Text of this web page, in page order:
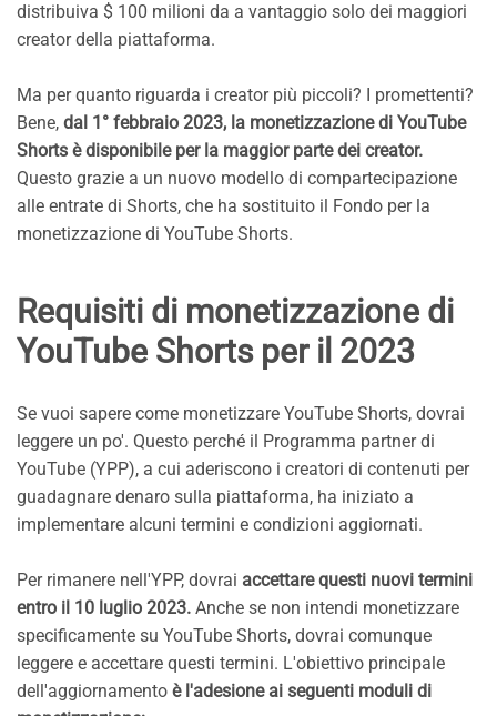
distribuiva $ 100 milioni da a vantaggio solo dei maggiori
creator della piattaforma.
Ma per quanto riguarda i creator più piccoli? I promettenti?
Bene, dal 1° febbraio 2023, la monetizzazione di YouTube
Shorts è disponibile per la maggior parte dei creator.
Questo grazie a un nuovo modello di compartecipazione
alle entrate di Shorts, che ha sostituito il Fondo per la
monetizzazione di YouTube Shorts.
Requisiti di monetizzazione di
YouTube Shorts per il 2023
Se vuoi sapere come monetizzare YouTube Shorts, dovrai
leggere un po'. Questo perché il Programma partner di
YouTube (YPP), a cui aderiscono i creatori di contenuti per
guadagnare denaro sulla piattaforma, ha iniziato a
implementare alcuni termini e condizioni aggiornati.
Per rimanere nell'YPP, dovrai accettare questi nuovi termini
entro il 10 luglio 2023. Anche se non intendi monetizzare
specificamente su YouTube Shorts, dovrai comunque
leggere e accettare questi termini. L'obiettivo principale
dell'aggiornamento è l'adesione ai seguenti moduli di